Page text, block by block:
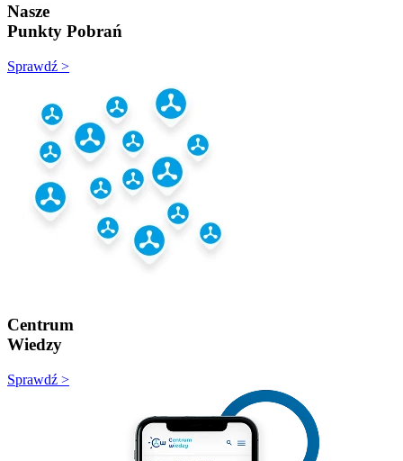
Nasze
Punkty Pobrań
Sprawdź >
Centrum
Wiedzy
Sprawdź >